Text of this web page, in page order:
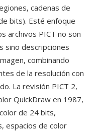
cadenas de
bits). Esté enfoque
archivos PICT no son
sino descripciones
combinando
de la resolución con
La revisión PICT 2,
QuickDraw en 1987,
de 24 bits,
espacios de color